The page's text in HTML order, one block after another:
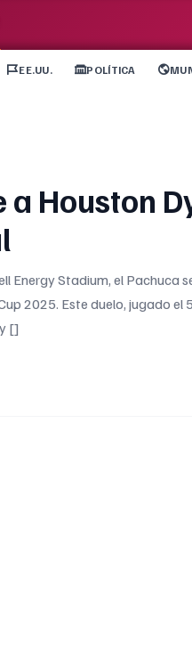
EE.UU. POLÍTICA
Houston
Energy Stadium, el
2025. Este duelo, jugado
[]